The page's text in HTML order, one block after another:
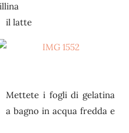
il latte
Mettete i fogli di gelatina
a bagno in acqua fredda e